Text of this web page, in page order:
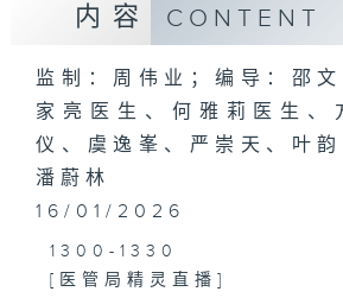
内容 CONTENT
监制：周伟业；编导：邵
家亮医生、何雅莉医生、
仪、虞逸峯、严崇天、叶韵
潘蔚林
16/01/2026
1300-1330
[医管局精灵直播]